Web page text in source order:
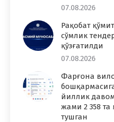
07.08.2026
Рақобат
сўмлик
қўзғатилди
07.08.2026
Фарғона
йиллик
жами 2 358 та
тушган